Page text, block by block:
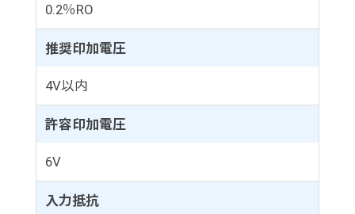
0.2％RO
推奨印加電圧
4V以内
許容印加電圧
6V
入力抵抗